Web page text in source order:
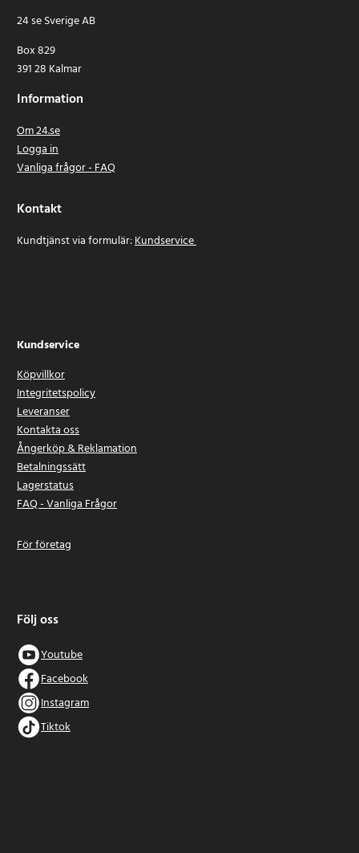
24 se Sverige AB
Box 829
391 28 Kalmar
Information
Om 24.se
Logga in
Vanliga frågor - FAQ
Kontakt
Kundtjänst via formulär:Kundservice
Kundservice
Köpvillkor
Integritetspolicy
Leveranser
Kontakta oss
Ångerköp & Reklamation
Betalningssätt
Lagerstatus
FAQ - Vanliga Frågor
För företag
Följ oss
Youtube
Facebook
Instagram
Tiktok